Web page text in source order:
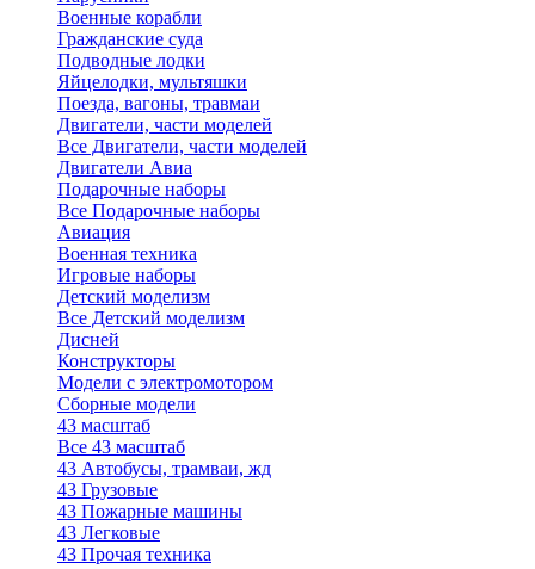
Военные корабли
Гражданские суда
Подводные лодки
Яйцелодки, мультяшки
Поезда, вагоны, травмаи
Двигатели, части моделей
Все Двигатели, части моделей
Двигатели Авиа
Подарочные наборы
Все Подарочные наборы
Авиация
Военная техника
Игровые наборы
Детский моделизм
Все Детский моделизм
Дисней
Конструкторы
Модели с электромотором
Сборные модели
43 масштаб
Все 43 масштаб
43 Автобусы, трамваи, жд
43 Грузовые
43 Пожарные машины
43 Легковые
43 Прочая техника